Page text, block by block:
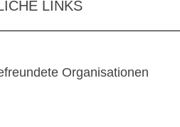
LINKS
Organisationen